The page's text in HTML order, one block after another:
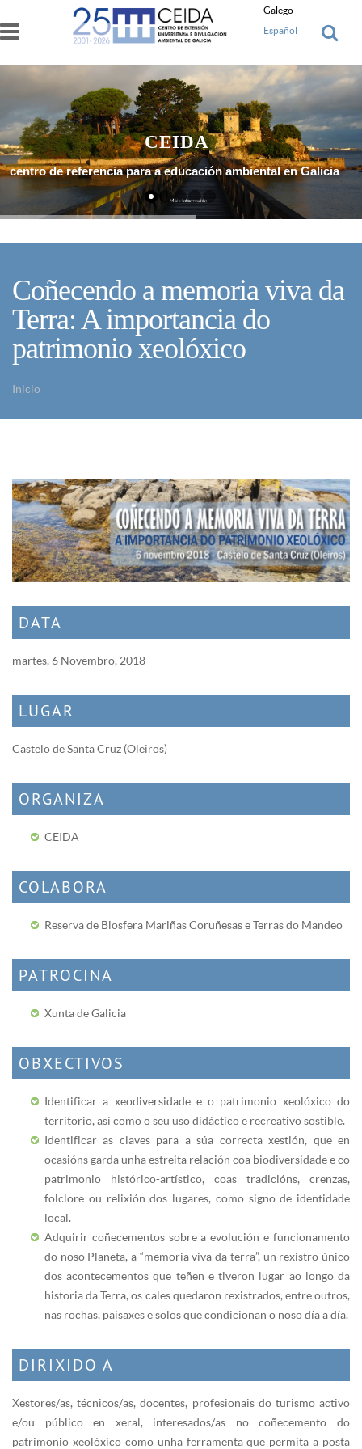
Ir o contido principal
Galego
Español
centro de referencia para a educación ambiental en Galicia
Máis Información
CEIDA
Coñecendo a memoria viva da
Terra: A importancia do
patrimonio xeolóxico
Inicio
DATA
martes, 6 Novembro, 2018
LUGAR
Castelo de Santa Cruz (Oleiros)
ORGANIZA
CEIDA
COLABORA
Reserva de Biosfera Mariñas Coruñesas e Terras do Mandeo
PATROCINA
Xunta de Galicia
OBXECTIVOS
Identificar a xeodiversidade e o patrimonio xeolóxico do
territorio, así como o seu uso didáctico e recreativo sostible.
Identificar as claves para a súa correcta xestión, que en
ocasións garda unha estreita relación coa biodiversidade e co
patrimonio histórico-artístico, coas tradicións, crenzas,
folclore ou relixión dos lugares, como signo de identidade
local.
Adquirir coñecementos sobre a evolución e funcionamento
do noso Planeta, a “memoria viva da terra”, un rexistro único
dos acontecementos que teñen e tiveron lugar ao longo da
historia da Terra, os cales quedaron rexistrados, entre outros,
nas rochas, paisaxes e solos que condicionan o noso día a día.
DIRIXIDO A
Xestores/as, técnicos/as, docentes, profesionais do turismo activo
e/ou público en xeral, interesados/as no coñecemento do
patrimonio xeolóxico como unha ferramenta que permita a posta